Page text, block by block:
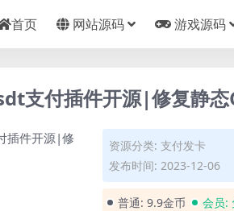
首页 网站源码 游戏源码
支付插件开源|修复静
资源分类: 支付发卡
发布时间: 2023-12-06
普通: 9.9金币 会员: